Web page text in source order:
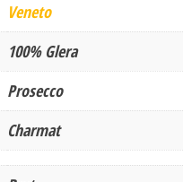
Veneto
100% Glera
Prosecco
Charmat